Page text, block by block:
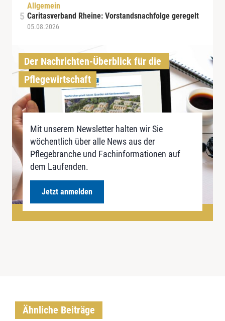
Allgemein
Caritasverband Rheine: Vorstandsnachfolge geregelt
05.08.2026
Der Nachrichten-Überblick für die
Pflegewirtschaft
Mit unserem Newsletter halten wir Sie
wöchentlich über alle News aus der
Pflegebranche und Fachinformationen auf
dem Laufenden.
Jetzt anmelden
Ähnliche Beiträge